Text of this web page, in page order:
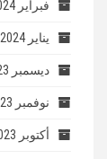
فبراير 2024
يناير 2024
ديسمبر 2023
نوفمبر 2023
أكتوبر 2023